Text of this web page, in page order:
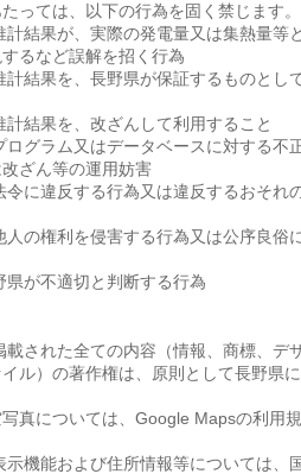
っては、以下の行為を固く禁じます。
計結果が、実際の発電量又は集熱量等
るなど誤解を招く行為
計結果を、長野県が保証するものとし
計結果を、改ざんして利用すること
ログラム又はデータベースに対する不
ざん等の運用妨害
令に違反する行為又は違反するおそれ
人の権利を侵害する行為又は公序良俗
県が不適切と判断する行為
載された全ての内容（情報、商標、デ
ル）の著作権は、原則として長野県
写真については、Google Mapsの利用
示機能および住所情報等については、